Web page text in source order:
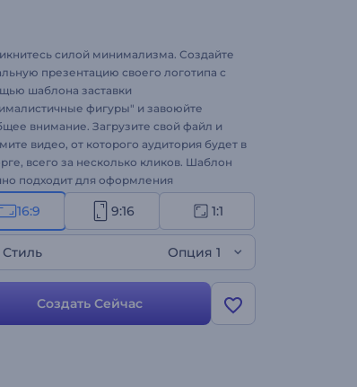
силой минимализма. Создайте
презентацию своего логотипа с
шаблона заставки
фигуры" и завоюйте
внимание. Загрузите свой файл и
видео, от которого аудитория будет в
всего за несколько кликов. Шаблон
подходит для оформления
для компаний, заставок для
рекламы на ТВ и многого другого.
свое минималистичное видео!
16:9 9:16 1:1
Стиль Опция 1
Создать Сейчас